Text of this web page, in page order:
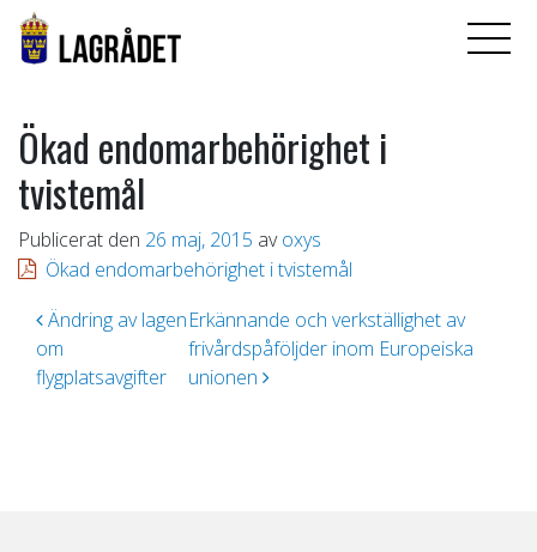
Ökad endomarbehörighet i
tvistemål
Publicerat den 26 maj, 2015 av oxys
Ökad endomarbehörighet i tvistemål
Inläggsnavigering
Ändring av lagen
om
flygplatsavgifter
Erkännande och verkställighet av
frivårdspåföljder inom Europeiska
unionen